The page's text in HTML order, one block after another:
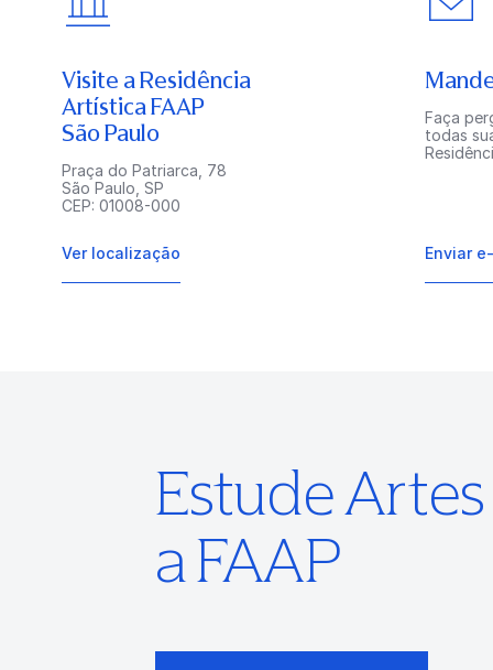
Visite a Residência
Artística FAAP
São Paulo
Praça do Patriarca, 78
São Paulo, SP
CEP: 01008-000
Ver localização
Faça
todas
Enviar
Estude
a FAAP